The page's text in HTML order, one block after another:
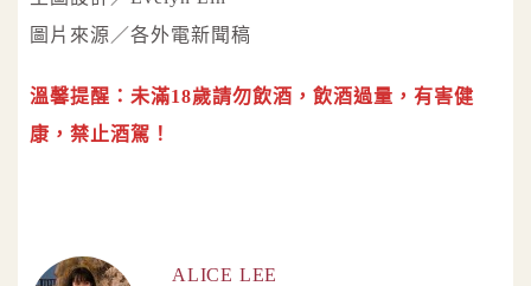
圖片來源／各外電新聞稿
溫馨提醒：未滿18歲請勿飲酒，飲酒過量，有害健
康，禁止酒駕！
ALICE LEE